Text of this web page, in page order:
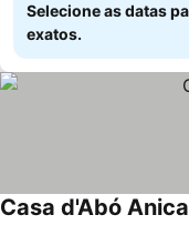
Selecione as datas
exatos.
Casa d'Abó Anica